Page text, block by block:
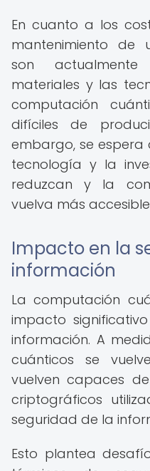
En cuanto a los
mantenimiento de
son
materiales y las
computación
difíciles de
embargo, se
tecnología y la
reduzcan y la
vuelva más
Impacto en la
información
La computación
impacto
información. A
cuánticos se
vuelven capaces
criptográficos
seguridad de la
Esto plantea